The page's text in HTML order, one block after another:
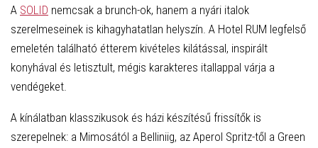
A SOLID nemcsak a brunch-ok, hanem a nyári italok
szerelmeseinek is kihagyhatatlan helyszín. A Hotel RUM legfelső
emeletén található étterem kivételes kilátással, inspirált
konyhával és letisztult, mégis karakteres itallappal várja a
vendégeket.
A kínálatban klasszikusok és házi készítésű frissítők is
szerepelnek: a Mimosától a Belliniig, az Aperol Spritz-től a Green